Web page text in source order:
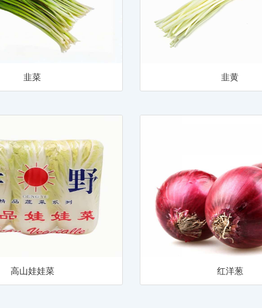
韭菜 韭黄
高山娃娃菜 红洋葱